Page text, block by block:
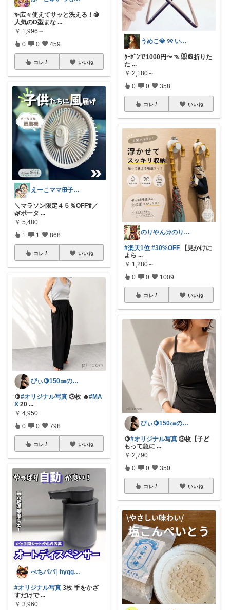
✨広々使えてサッと洗える！🍇
人気のD型まな ...
￥ 1,996～
0 0 459
コレ いいね
えーこママꕥ子供達と夏を楽しむぞ☀️
＼マラソン限定４５％OFF❣️／
🌿ポータ ...
￥ 5,480
1 1 868
コレ いいね
ぴぃ🍋150㎝の心地いい暮らし🧺ˊ˗
🍋#オリジナル写真 ③枚 🔥#MA
X 20 ...
￥ 4,950
0 0 798
コレ いいね
ぺちパパ│hyggeな心意気を大切に🌿
#オリジナル写真 3枚 手をかざ
すだけで ...
￥ 3,960
うめこ💎 ୨୧ いつも感謝 ୨୧
ｸｰﾎﾟﾝで1000円〜 ⳹ 🐭🎡折りた
た ...
￥ 2,180～
0 0 358
コレ いいね
のりやん@のりやんフィギュアを探せ開催中
#楽天1位 #30%OFF 【見かけに
よら ...
￥ 1,280～
0 0 1009
コレ いいね
ぴぃ🍋150㎝の心地いい暮らし🧺ˊ˗
🍋#オリジナル写真 ③枚【子ど
もって急に ...
￥ 2,790
0 0 350
コレ いいね